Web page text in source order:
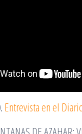
. Entrevista en el